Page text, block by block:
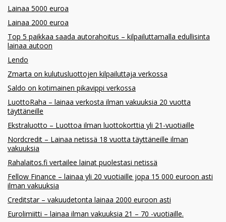
Lainaa 5000 euroa
Lainaa 2000 euroa
Top 5 paikkaa saada autorahoitus – kilpailuttamalla edullisinta
lainaa autoon
Lendo
Zmarta on kulutusluottojen kilpailuttaja verkossa
Saldo on kotimainen pikavippi verkossa
LuottoRaha – lainaa verkosta ilman vakuuksia 20 vuotta
täyttäneille
Ekstraluotto – Luottoa ilman luottokorttia yli 21-vuotiaille
Nordcredit – Lainaa netissä 18 vuotta täyttäneille ilman
vakuuksia
Rahalaitos.fi vertailee lainat puolestasi netissä
Fellow Finance – lainaa yli 20 vuotiaille jopa 15 000 euroon asti
ilman vakuuksia
Creditstar – vakuudetonta lainaa 2000 euroon asti
Eurolimiitti – lainaa ilman vakuuksia 21 – 70 -vuotiaille.